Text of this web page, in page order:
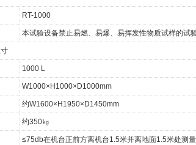
RT-1000
本试验设备禁止易燃、易爆、易挥发性物质试样的试
1000 L
W1000×H1000×D1000mm
约W1600×H1950×D1450mm
约350㎏
≤75db在机台正前方离机台1.5米并离地面1.5米处测量